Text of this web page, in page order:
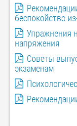
беспокойство
Упражнения
напряжения
Советы
экзаменам